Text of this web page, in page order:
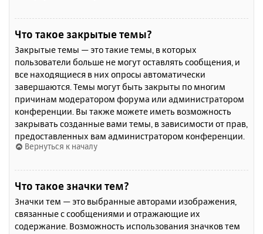
Что такое закрытые темы?
Закрытые темы — это такие темы, в которых
пользователи больше не могут оставлять сообщения, и
все находящиеся в них опросы автоматически
завершаются. Темы могут быть закрыты по многим
причинам модератором форума или администратором
конференции. Вы также можете иметь возможность
закрывать созданные вами темы, в зависимости от прав,
предоставленных вам администратором конференции.
Вернуться к началу
Что такое значки тем?
Значки тем — это выбранные авторами изображения,
связанные с сообщениями и отражающие их
содержание. Возможность использования значков тем